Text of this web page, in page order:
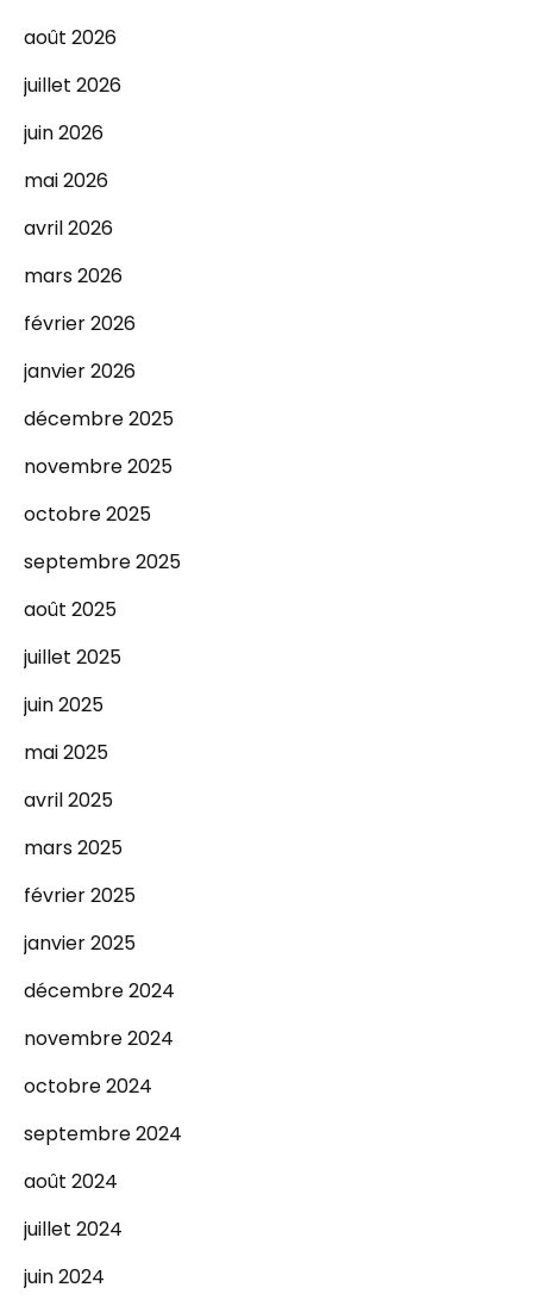
août 2026
juillet 2026
juin 2026
mai 2026
avril 2026
mars 2026
février 2026
janvier 2026
décembre 2025
novembre 2025
octobre 2025
septembre 2025
août 2025
juillet 2025
juin 2025
mai 2025
avril 2025
mars 2025
février 2025
janvier 2025
décembre 2024
novembre 2024
octobre 2024
septembre 2024
août 2024
juillet 2024
juin 2024